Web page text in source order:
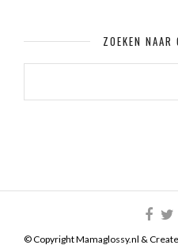
ZOEKEN NAAR
ZOEKEN
© Copyright Mamaglossy.nl &